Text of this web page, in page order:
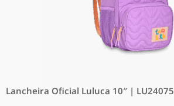
Lancheira Oficial Luluca 10″ | LU24075